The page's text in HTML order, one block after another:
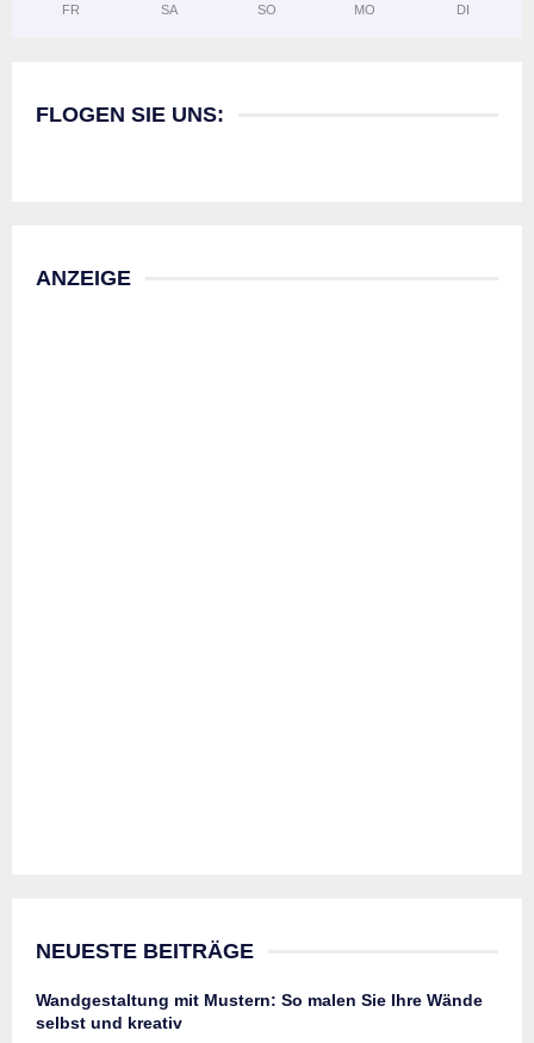
FR SA SO MO DI
FLOGEN SIE UNS:
ANZEIGE
NEUESTE BEITRÄGE
Wandgestaltung mit Mustern: So malen Sie Ihre Wände
selbst und kreativ